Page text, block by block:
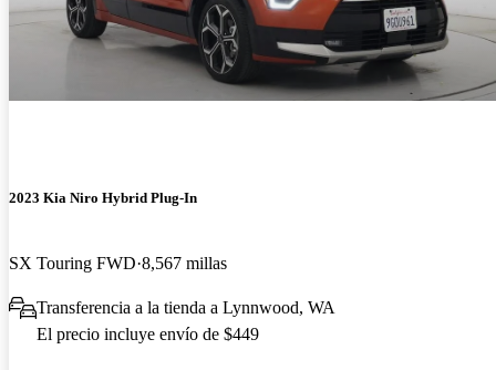
2023 Kia Niro Hybrid Plug-In
SX Touring FWD 8,567 millas
Transferencia a la tienda a Lynnwood, WA
El precio incluye envío de $449